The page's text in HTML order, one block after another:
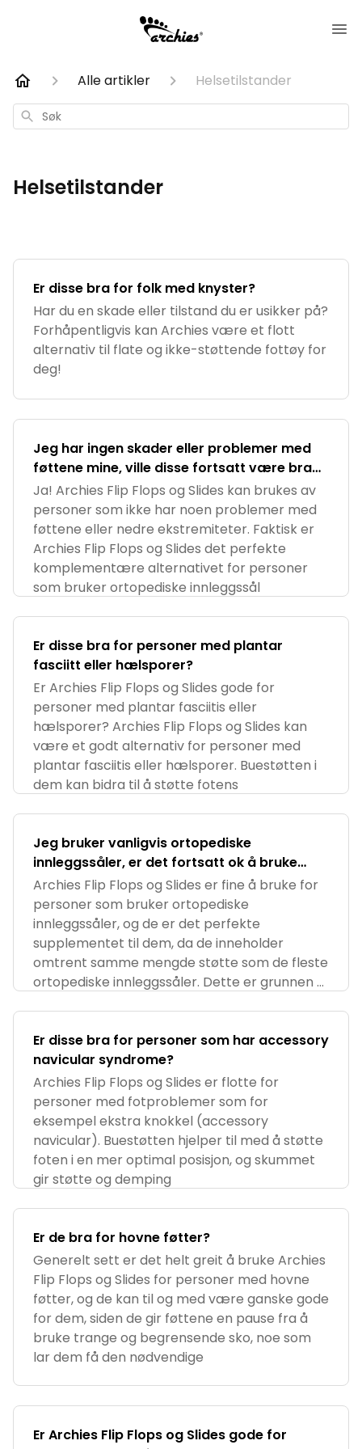
Alle artikler Helsetilstander
Søk
Helsetilstander
Er disse bra for folk med knyster?
Har du en skade eller tilstand du er usikker på?
Forhåpentligvis kan Archies være et flott
alternativ til flate og ikke-støttende fottøy for
deg!
Jeg har ingen skader eller problemer med
føttene mine, ville disse fortsatt være bra
for meg?
Ja! Archies Flip Flops og Slides kan brukes av
personer som ikke har noen problemer med
føttene eller nedre ekstremiteter. Faktisk er
Archies Flip Flops og Slides det perfekte
komplementære alternativet for personer
som bruker ortopediske innleggssål
Er disse bra for personer med plantar
fasciitt eller hælsporer?
Er Archies Flip Flops og Slides gode for
personer med plantar fasciitis eller
hælsporer? Archies Flip Flops og Slides kan
være et godt alternativ for personer med
plantar fasciitis eller hælsporer. Buestøtten i
dem kan bidra til å støtte fotens
Jeg bruker vanligvis ortopediske
innleggssåler, er det fortsatt ok å bruke
Archies Flip Flops og/eller Slides?
Archies Flip Flops og Slides er fine å bruke for
personer som bruker ortopediske
innleggssåler, og de er det perfekte
supplementet til dem, da de inneholder
omtrent samme mengde støtte som de fleste
ortopediske innleggssåler. Dette er grunnen til
Er disse bra for personer som har accessory
navicular syndrome?
Archies Flip Flops og Slides er flotte for
personer med fotproblemer som for
eksempel ekstra knokkel (accessory
navicular). Buestøtten hjelper til med å støtte
foten i en mer optimal posisjon, og skummet
gir støtte og demping
Er de bra for hovne føtter?
Generelt sett er det helt greit å bruke Archies
Flip Flops og Slides for personer med hovne
føtter, og de kan til og med være ganske gode
for dem, siden de gir føttene en pause fra å
bruke trange og begrensende sko, noe som
lar dem få den nødvendige
Er Archies Flip Flops og Slides gode for